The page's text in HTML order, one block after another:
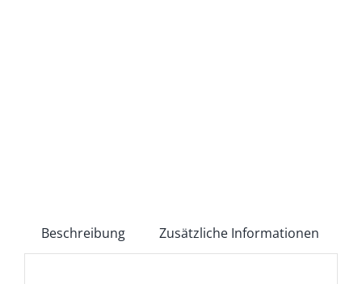
Beschreibung Zusätzliche Informationen